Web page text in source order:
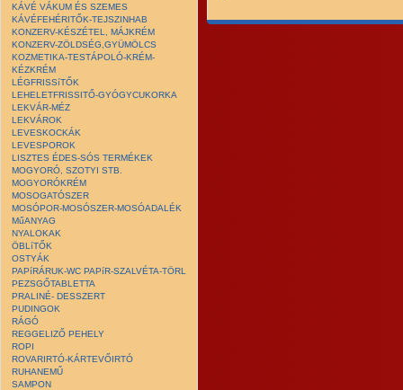
KÁVÉ VÁKUM ÉS SZEMES
KÁVÉFEHÉRITŐK-TEJSZINHAB
KONZERV-KÉSZÉTEL, MÁJKRÉM
KONZERV-ZÖLDSÉG,GYÜMÖLCS
KOZMETIKA-TESTÁPOLÓ-KRÉM-
KÉZKRÉM
LÉGFRISSíTŐK
LEHELETFRISSITŐ-GYÓGYCUKORKA
LEKVÁR-MÉZ
LEKVÁROK
LEVESKOCKÁK
LEVESPOROK
LISZTES ÉDES-SÓS TERMÉKEK
MOGYORÓ, SZOTYI STB.
MOGYORÓKRÉM
MOSOGATÓSZER
MOSÓPOR-MOSÓSZER-MOSÓADALÉK
MűANYAG
NYALOKAK
ÖBLíTŐK
OSTYÁK
PAPíRÁRUK-WC PAPíR-SZALVÉTA-TÖRL
PEZSGŐTABLETTA
PRALINÉ- DESSZERT
PUDINGOK
RÁGÓ
REGGELIZŐ PEHELY
ROPI
ROVARIRTÓ-KÁRTEVŐIRTÓ
RUHANEMŰ
SAMPON